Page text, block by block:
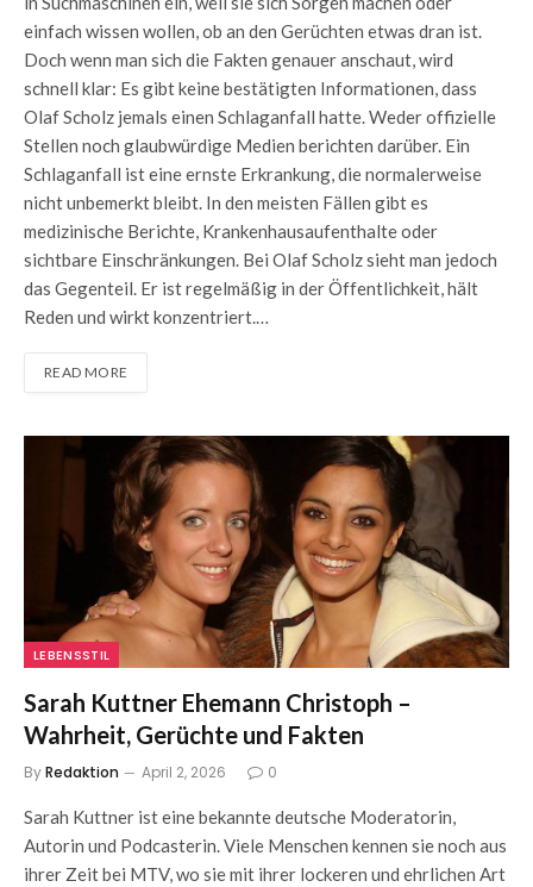
einfach wissen wollen, ob an den Gerüchten etwas dran ist.
Doch wenn man sich die Fakten genauer anschaut, wird
schnell klar: Es gibt keine bestätigten Informationen, dass
Olaf Scholz jemals einen Schlaganfall hatte. Weder offizielle
Stellen noch glaubwürdige Medien berichten darüber. Ein
Schlaganfall ist eine ernste Erkrankung, die normalerweise
nicht unbemerkt bleibt. In den meisten Fällen gibt es
medizinische Berichte, Krankenhausaufenthalte oder
sichtbare Einschränkungen. Bei Olaf Scholz sieht man jedoch
das Gegenteil. Er ist regelmäßig in der Öffentlichkeit, hält
Reden und wirkt konzentriert.…
READ MORE
LEBENSSTIL
Sarah Kuttner Ehemann Christoph –
Wahrheit, Gerüchte und Fakten
ByRedaktion April 2, 2026 0
Sarah Kuttner ist eine bekannte deutsche Moderatorin,
Autorin und Podcasterin. Viele Menschen kennen sie noch aus
ihrer Zeit bei MTV, wo sie mit ihrer lockeren und ehrlichen Art